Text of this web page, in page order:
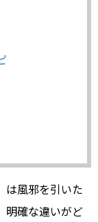
は風邪を引いた
明確な違いがど